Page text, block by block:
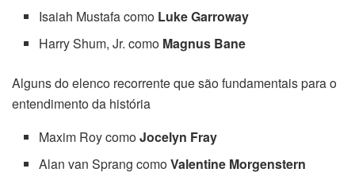
Isaiah Mustafa como Luke Garroway
Harry Shum, Jr. como Magnus Bane
Alguns do elenco recorrente que são fundamentais para o
entendimento da história
Maxim Roy comoJocelyn Fray
Alan van Sprang comoValentine Morgenstern